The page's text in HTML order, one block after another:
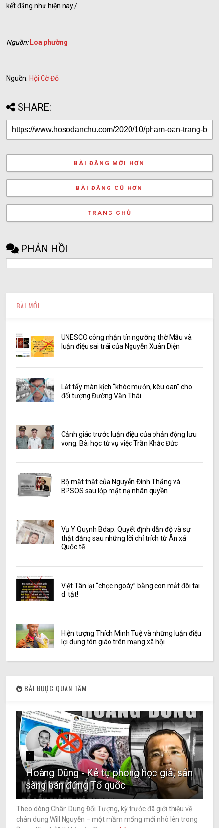
kết đắng như hiện nay./.
Nguồn: Loa phường
Nguồn: Hội Cờ Đỏ
SHARE:
BÀI ĐĂNG MỚI HƠN
BÀI ĐĂNG CŨ HƠN
TRANG CHỦ
PHẢN HỒI
BÀI MỚI
UNESCO công nhận tín ngưỡng thờ Mẫu và
luận điệu sai trái của Nguyễn Xuân Diện
Lật tẩy màn kịch “khóc mướn, kêu oan” cho
đối tượng Đường Văn Thái
Cảnh giác trước luận điệu của phản động lưu
vong: Bài học từ vụ việc Trần Khắc Đức
Bộ mặt thật của Nguyễn Đình Thắng và
BPSOS sau lớp mặt nạ nhân quyền
Vụ Y Quynh Bdap: Quyết định dẫn độ và sự
thật đằng sau những lời chỉ trích từ Ân xá
Quốc tế
Việt Tân lại “chọc ngoáy” bằng con mắt đôi tai
dị tật!
Hiện tượng Thích Minh Tuệ và những luận điệu
lợi dụng tôn giáo trên mạng xã hội
BÀI ĐƯỢC QUAN TÂM
1
Hoàng Dũng - Kẻ tự phong học giả, sẵn
sàng bán đứng Tổ quốc
Theo dòng Chân Dung Đối Tượng, kỳ trước đã giới thiệu về
chân dung Will Nguyễn – một mầm mống mới nhô lên trong